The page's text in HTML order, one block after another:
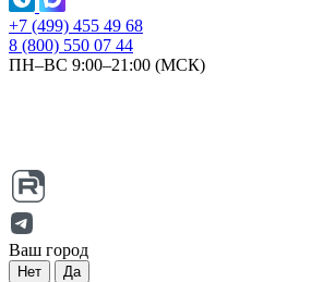
+7 (499) 455 49 68
8 (800) 550 07 44
ПН–ВС 9:00–21:00 (МСК)
Ваш город
Нет Да